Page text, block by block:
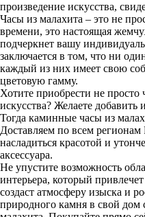
произведение искусства,
Часы из малахита – это не
времени, это настоящая
подчеркнет вашу
заключается в том, что ни
каждый из них имеет свою
цветовую гамму.
Хотите приобрести не
искусства? Желаете
Тогда каминные часы из
Доставляем по всем
насладиться красотой и
аксессуара.
Не упустите возможность
интерьера, который
создаст атмосферу изыска и
природного камня в свой